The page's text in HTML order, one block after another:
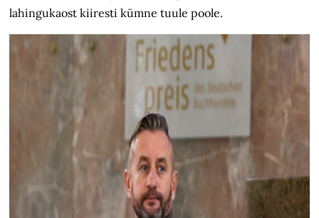
lahingukaost kiiresti kümne tuule poole.